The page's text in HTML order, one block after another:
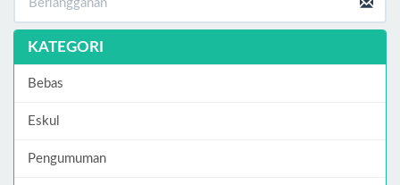
KATEGORI
Bebas
Eskul
Pengumuman